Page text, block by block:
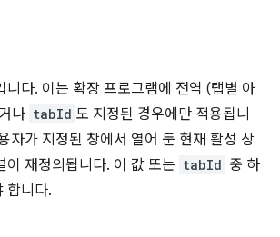
니다. 이는 확장 프로그램에 전역 (탭별 아
나 tabId 도 지정된 경우에만 적용됩니
자가 지정된 창에서 열어 둔 현재 활성 상
이 재정의됩니다. 이 값 또는 tabId 중 하
합니다.